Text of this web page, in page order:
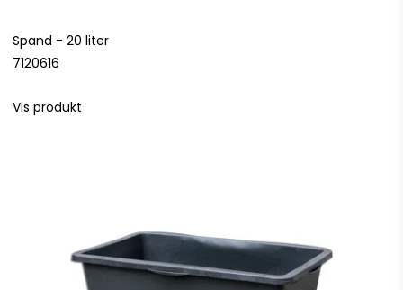
Spand - 20 liter
7120616
Vis produkt